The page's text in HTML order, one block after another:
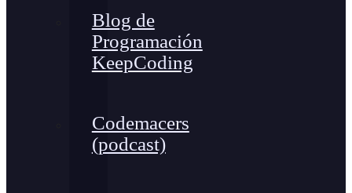
Blog de
Programación
KeepCoding
Codemacers
(podcast)